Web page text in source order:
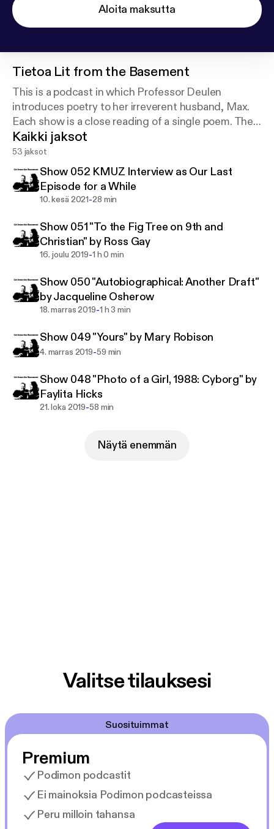
Aloita maksutta
Tietoa Lit from the Basement
This is a podcast in which Professor Deulen
introduces poetry to her irreverent husband, Max.
Each show is a close reading of a single poem. They
discuss it for a bit, allowing the conversation to take
on a life of its own.
Kaikki jaksot
53 jaksot
Show 052 KMUZ Interview as Our Last
Episode for a While
10. kesä 2021-28 min
Show 051 "To the Fig Tree on 9th and
Christian" by Ross Gay
16. joulu 2019-1 h 0 min
Show 050 "Autobiographical: Another Draft"
by Jacqueline Osherow
18. marras 2019-1 h 3 min
Show 049 "Yours" by Mary Robison
4. marras 2019-59 min
Show 048 "Photo of a Girl, 1988: Cyborg" by
Faylita Hicks
21. loka 2019-58 min
Näytä enemmän
Valitse tilauksesi
Suosituimmat
Premium
Podimon podcastit
Ei mainoksia Podimon podcasteissa
Peru milloin tahansa